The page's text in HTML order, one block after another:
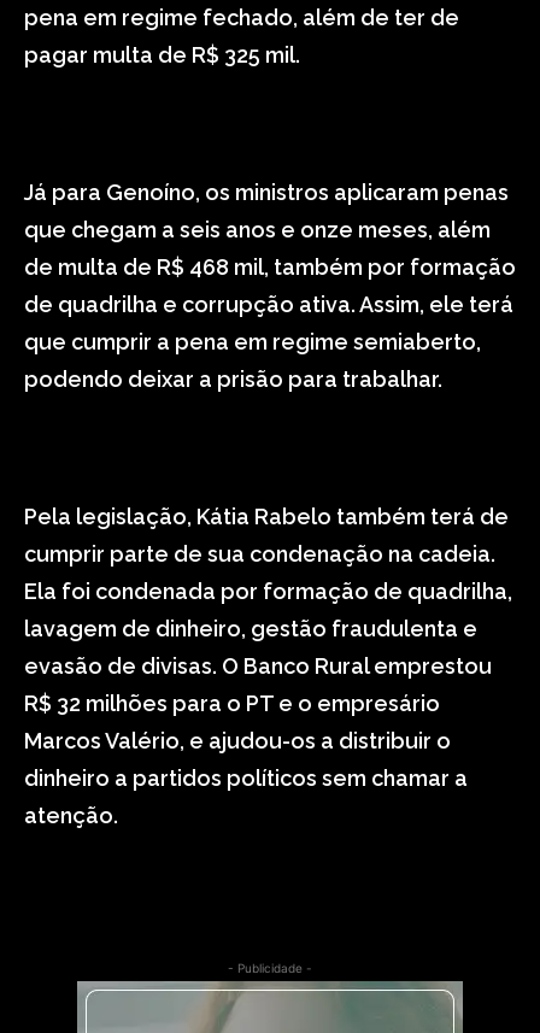
pena em regime fechado, além de ter de
pagar multa de R$ 325 mil.
Já para Genoíno, os ministros aplicaram penas
que chegam a seis anos e onze meses, além
de multa de R$ 468 mil, também por formação
de quadrilha e corrupção ativa. Assim, ele terá
que cumprir a pena em regime semiaberto,
podendo deixar a prisão para trabalhar.
Pela legislação, Kátia Rabelo também terá de
cumprir parte de sua condenação na cadeia.
Ela foi condenada por formação de quadrilha,
lavagem de dinheiro, gestão fraudulenta e
evasão de divisas. O Banco Rural emprestou
R$ 32 milhões para o PT e o empresário
Marcos Valério, e ajudou-os a distribuir o
dinheiro a partidos políticos sem chamar a
atenção.
- Publicidade -